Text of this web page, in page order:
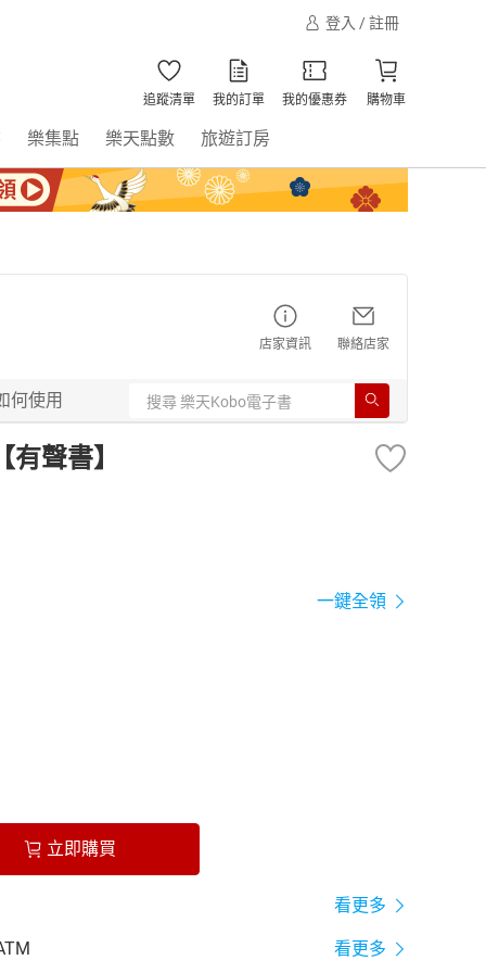
登入 / 註冊
追蹤清單 我的訂單 我的優惠券 購物車
樂集點 樂天點數 旅遊訂房
店家資訊 聯絡店家
何使用
聲書】
一鍵全領
立即購買
看更多
看更多